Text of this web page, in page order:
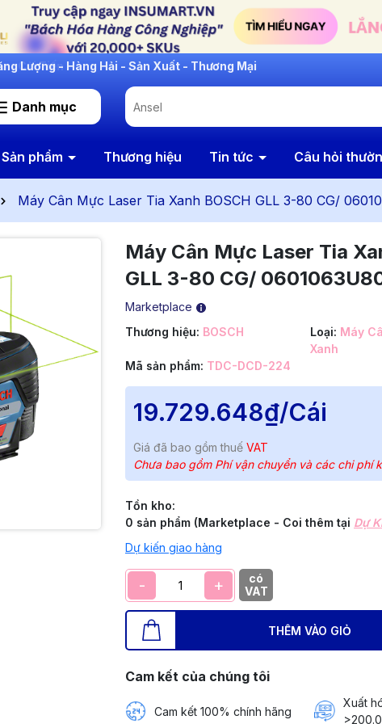
- Cải Tiến
Danh mục
Sản phẩm Thương hiệu Tin tức Câu hỏi
Máy Cân Mực Laser Tia Xanh BOSCH GLL 3-80 CG/
Máy Cân Mực Laser Tia
GLL 3-80 CG/
Marketplace
Thương hiệu: BOSCH Loại: Máy
Xanh
Mã sản phẩm: TDC-DCD-224
19.729.648₫/Cái
Giá đã bao gồm thuế VAT
Chưa bao gồm Phí vận chuyển và các chi phí
Tồn kho:
0 sản phẩm (Marketplace - Coi thêm tại Dự
Dự kiến giao hàng
- +
có
VAT
THÊM VÀO GIỎ
Cam kết của chúng tôi
Cam kết 100% chính hãng
Xuất